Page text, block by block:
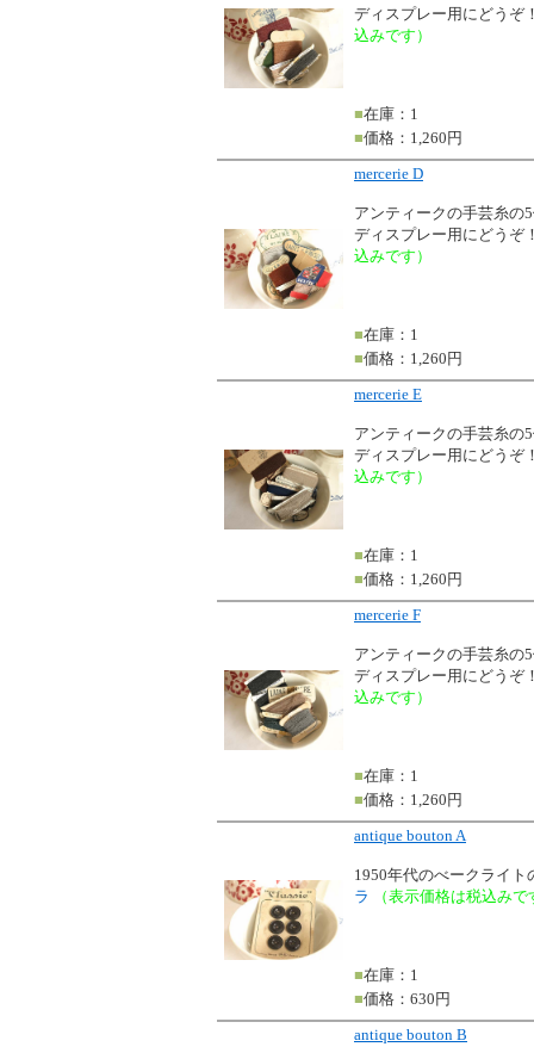
ディスプレー用にどうぞ
込みです）
■在庫：1
■価格：1,260円
mercerie D
アンティークの手芸糸の
ディスプレー用にどうぞ
込みです）
■在庫：1
■価格：1,260円
mercerie E
アンティークの手芸糸の
ディスプレー用にどうぞ
込みです）
■在庫：1
■価格：1,260円
mercerie F
アンティークの手芸糸の
ディスプレー用にどうぞ
込みです）
■在庫：1
■価格：1,260円
antique bouton A
1950年代のべークライ
ラ
（表示価格は税込みで
■在庫：1
■価格：630円
antique bouton B